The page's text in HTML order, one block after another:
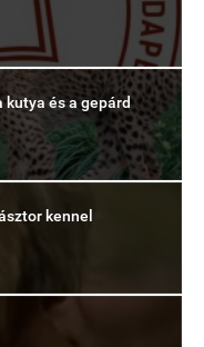
és a gepárd
kennel